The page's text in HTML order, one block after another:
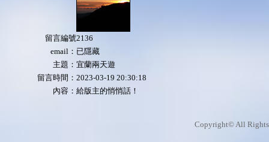
留言編號2136
email： 已隱藏
主題： 宜蘭兩天遊
留言時間： 2023-03-19 20:30:18
內容： 給版主的悄悄話！
Copyright© All